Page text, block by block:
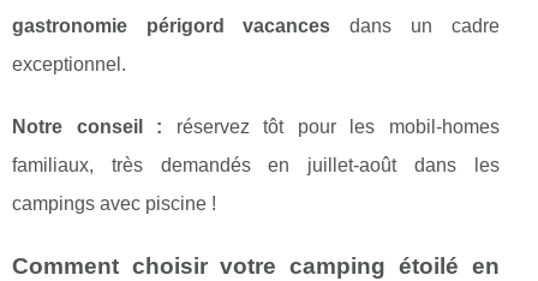
gastronomie périgord vacances dans un cadre
exceptionnel.
Notre conseil : réservez tôt pour les mobil-homes
familiaux, très demandés en juillet-août dans les
campings avec piscine !
Comment choisir votre camping étoilé en